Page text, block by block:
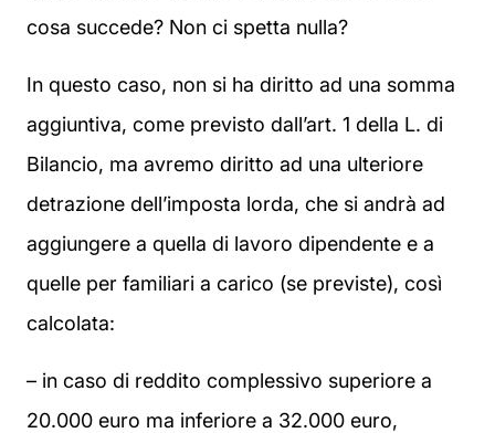
cosa succede? Non ci spetta nulla?
In questo caso, non si ha diritto ad una somma
aggiuntiva, come previsto dall’art. 1 della L. di
Bilancio, ma avremo diritto ad una ulteriore
detrazione dell’imposta lorda, che si andrà ad
aggiungere a quella di lavoro dipendente e a
quelle per familiari a carico (se previste), così
calcolata:
– in caso di reddito complessivo superiore a
20.000 euro ma inferiore a 32.000 euro,